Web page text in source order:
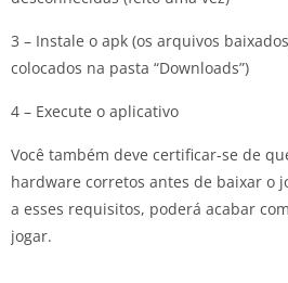
3 – Instale o apk (os arquivos
colocados na pasta “Downloads”)
4 – Execute o aplicativo
Você também deve certificar-se de
hardware corretos antes de baixar o
a esses requisitos, poderá acabar
jogar.